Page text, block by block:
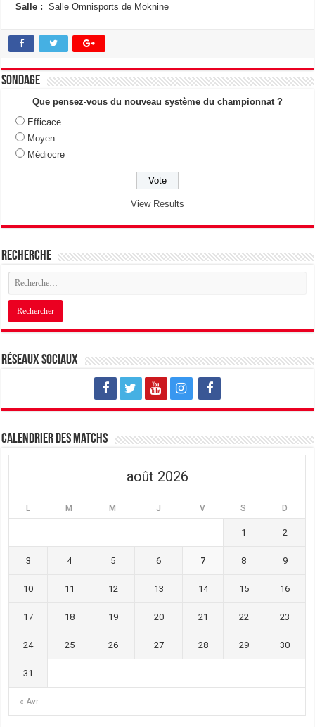
Salle : Salle Omnisports de Moknine
Sondage
Que pensez-vous du nouveau système du championnat ?
Efficace
Moyen
Médiocre
View Results
Recherche
Réseaux sociaux
Calendrier des matchs
août 2026
L M M J V S D
« Avr
1 2
3 4 5 6 7 8 9
10 11 12 13 14 15 16
17 18 19 20 21 22 23
24 25 26 27 28 29 30
31